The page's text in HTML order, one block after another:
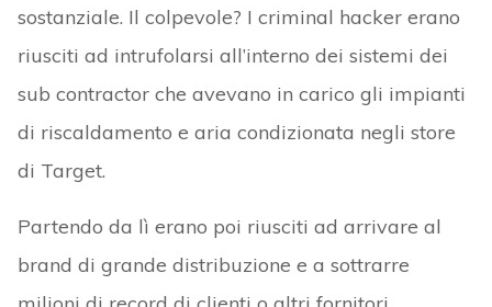
sostanziale. Il colpevole? I criminal hacker erano
riusciti ad intrufolarsi all’interno dei sistemi dei
sub contractor che avevano in carico gli impianti
di riscaldamento e aria condizionata negli store
di Target.
Partendo da lì erano poi riusciti ad arrivare al
brand di grande distribuzione e a sottrarre